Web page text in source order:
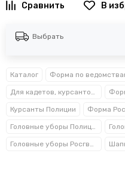
В
Выбрать
Каталог Форма по
Для кадетов, курсантов, студентов
Курсанты Полиции Форма
Головные уборы Полиции
Головные уборы Росгвардии